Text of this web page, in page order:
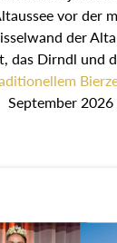
es auch jedes
vor der
der
das
Kirtag mit